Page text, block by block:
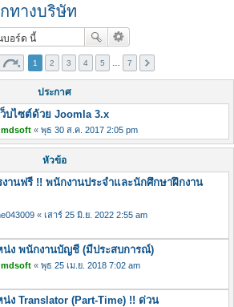
n
ทางบริษัท
1 2 3 4 5 7
ประกาศ
บไซต์ด้วย Joomla 3.x
« พุธ 30 ส.ค. 2017 2:05 pm
หัวข้อ
งานฟรี !! พนักงานประจำและนักศึกษาฝึกงาน
« เสาร์ 25 มิ.ย. 2022 2:55 am
น่ง พนักงานบัญชี (มีประสบการณ์)
« พุธ 25 เม.ย. 2018 7:02 am
ง Translator (Part-Time) !! ด่วน